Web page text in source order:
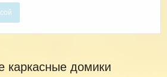
каркасные домики